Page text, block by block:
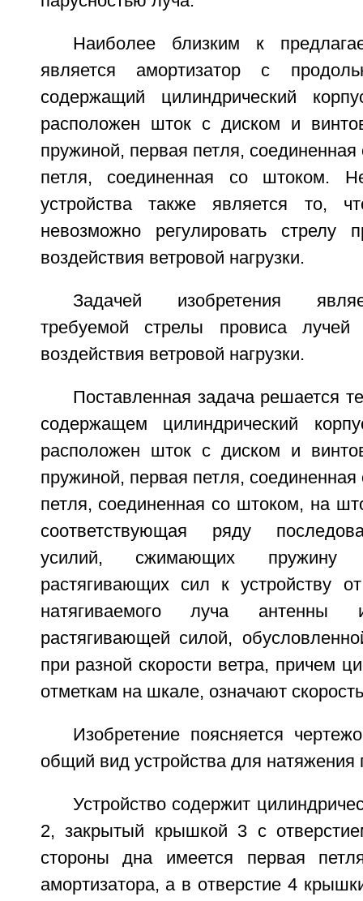
Наиболее близким к
является амортизатор с
содержащий цилиндрический
расположен шток с диском и
пружиной, первая петля, соединенная
петля, соединенная со штоком.
устройства также является то,
невозможно регулировать стрелу
воздействия ветровой нагрузки.
Задачей изобретения
требуемой стрелы провиса
воздействия ветровой нагрузки.
Поставленная задача решается
содержащем цилиндрический
расположен шток с диском и
пружиной, первая петля, соединенная
петля, соединенная со штоком, на
соответствующая ряду
усилий, сжимающих пружину
растягивающих сил к устройству
натягиваемого луча антенны
растягивающей силой,
при разной скорости ветра, причем
отметкам на шкале, означают
Изобретение поясняется
общий вид устройства для натяжения
Устройство содержит
2, закрытый крышкой 3 с
стороны дна имеется первая
амортизатора, а в отверстие 4